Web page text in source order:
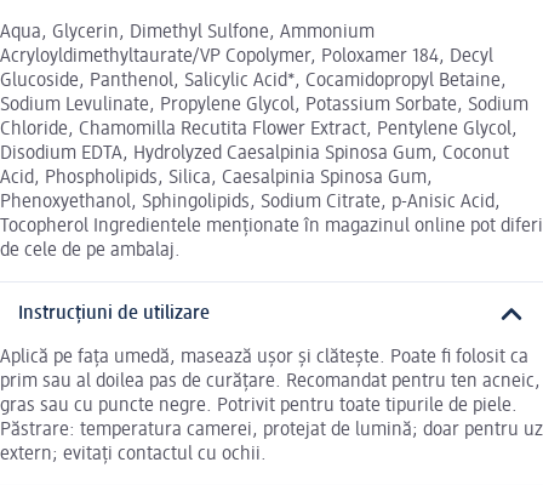
Aqua, Glycerin, Dimethyl Sulfone, Ammonium
Acryloyldimethyltaurate/VP Copolymer, Poloxamer 184, Decyl
Glucoside, Panthenol, Salicylic Acid*, Cocamidopropyl Betaine,
Sodium Levulinate, Propylene Glycol, Potassium Sorbate, Sodium
Chloride, Chamomilla Recutita Flower Extract, Pentylene Glycol,
Disodium EDTA, Hydrolyzed Caesalpinia Spinosa Gum, Coconut
Acid, Phospholipids, Silica, Caesalpinia Spinosa Gum,
Phenoxyethanol, Sphingolipids, Sodium Citrate, p-Anisic Acid,
Tocopherol Ingredientele menționate în magazinul online pot diferi
de cele de pe ambalaj.
Instrucțiuni de utilizare
Aplică pe fața umedă, masează ușor și clătește. Poate fi folosit ca
prim sau al doilea pas de curățare. Recomandat pentru ten acneic,
gras sau cu puncte negre. Potrivit pentru toate tipurile de piele.
Păstrare: temperatura camerei, protejat de lumină; doar pentru uz
extern; evitați contactul cu ochii.